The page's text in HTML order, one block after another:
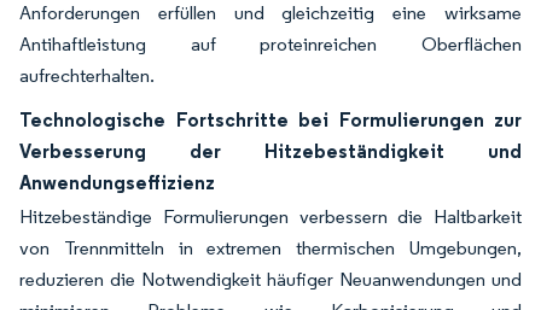
Anforderungen erfüllen und gleichzeitig eine wirksame
Antihaftleistung auf proteinreichen Oberflächen
aufrechterhalten.
Technologische Fortschritte bei Formulierungen zur
Verbesserung der Hitzebeständigkeit und
Anwendungseffizienz
Hitzebeständige Formulierungen verbessern die Haltbarkeit
von Trennmitteln in extremen thermischen Umgebungen,
reduzieren die Notwendigkeit häufiger Neuanwendungen und